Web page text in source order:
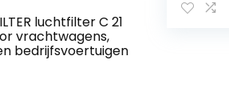
luchtfilter C 21
vrachtwagens,
bedrijfsvoertuigen